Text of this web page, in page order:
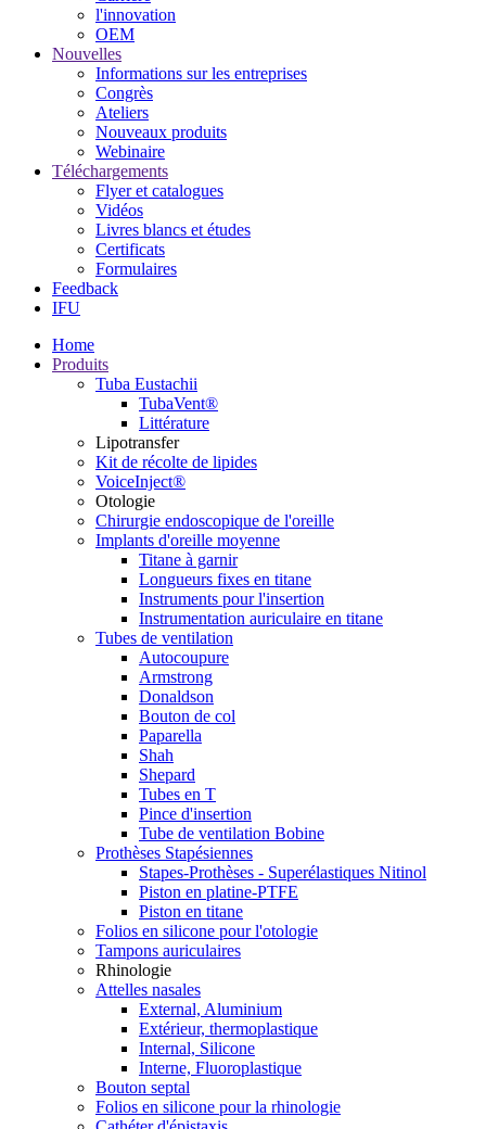
l'innovation
OEM
Nouvelles
Informations sur les entreprises
Congrès
Ateliers
Nouveaux produits
Webinaire
Téléchargements
Flyer et catalogues
Vidéos
Livres blancs et études
Certificats
Formulaires
Feedback
IFU
Home
Produits
Tuba Eustachii
TubaVent®
Littérature
Lipotransfer
Kit de récolte de lipides
VoiceInject®
Otologie
Chirurgie endoscopique de l'oreille
Implants d'oreille moyenne
Titane à garnir
Longueurs fixes en titane
Instruments pour l'insertion
Instrumentation auriculaire en titane
Tubes de ventilation
Autocoupure
Armstrong
Donaldson
Bouton de col
Paparella
Shah
Shepard
Tubes en T
Pince d'insertion
Tube de ventilation Bobine
Prothèses Stapésiennes
Stapes-Prothèses - Superélastiques Nitinol
Piston en platine-PTFE
Piston en titane
Folios en silicone pour l'otologie
Tampons auriculaires
Rhinologie
Attelles nasales
External, Aluminium
Extérieur, thermoplastique
Internal, Silicone
Interne, Fluoroplastique
Bouton septal
Folios en silicone pour la rhinologie